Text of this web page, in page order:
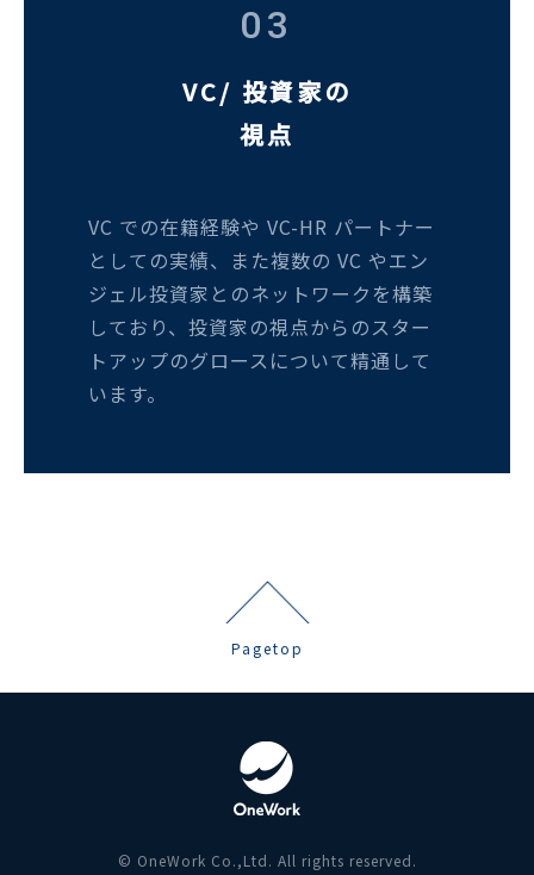
03
VC/ 投資家の
視点
VC での在籍経験や VC-HR パートナー
としての実績、また複数の VC やエン
ジェル投資家とのネットワークを構築
しており、投資家の視点からのスター
トアップのグロースについて精通して
います。
Pagetop
© OneWork Co.,Ltd. All rights reserved.